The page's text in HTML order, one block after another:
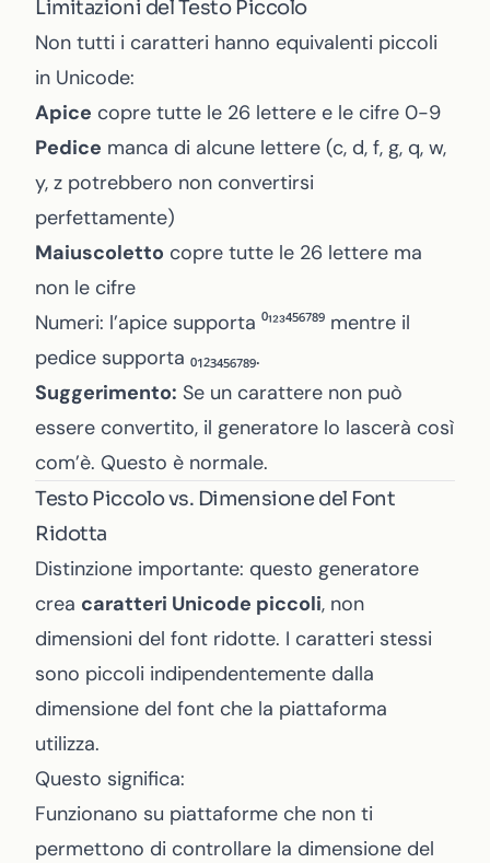
Limitazioni del Testo Piccolo
Non tutti i caratteri hanno equivalenti piccoli
in Unicode:
Apice copre tutte le 26 lettere e le cifre 0-9
Pedice manca di alcune lettere (c, d, f, g, q, w,
y, z potrebbero non convertirsi
perfettamente)
Maiuscoletto copre tutte le 26 lettere ma
non le cifre
Numeri: l’apice supporta ⁰¹²³⁴⁵⁶⁷⁸⁹ mentre il
pedice supporta ₀₁₂₃₄₅₆₇₈₉.
Suggerimento: Se un carattere non può
essere convertito, il generatore lo lascerà così
com’è. Questo è normale.
Testo Piccolo vs. Dimensione del Font
Ridotta
Distinzione importante: questo generatore
crea caratteri Unicode piccoli, non
dimensioni del font ridotte. I caratteri stessi
sono piccoli indipendentemente dalla
dimensione del font che la piattaforma
utilizza.
Questo significa:
Funzionano su piattaforme che non ti
permettono di controllare la dimensione del